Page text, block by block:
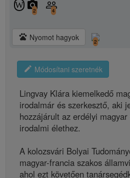
W camera_alt
2 people_outline
4
pets Nyomot hagyok 2
edit Módosítani szeretnék
Lingvay Klára kiemelkedő
irodalmár és szerkesztő, aki
hozzájárult az erdélyi
irodalmi élethez.
A kolozsvári Bolyai
magyar-francia szakos
ahol ezt követően